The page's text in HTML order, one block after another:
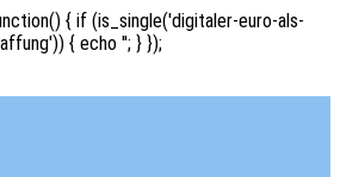
{ if (is_single('digitaler-euro-als-
{ echo ''; } });